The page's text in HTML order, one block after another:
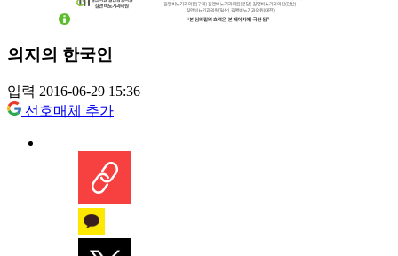
의지의 한국인
입력 2016-06-29 15:36
선호매체 추가